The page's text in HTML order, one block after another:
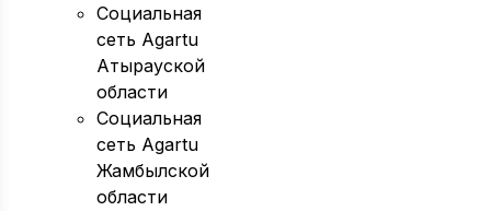
Социальная
сеть Agartu
Атырауской
области
Социальная
сеть Agartu
Жамбылской
области